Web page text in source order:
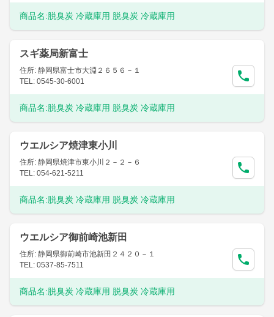
商品名:脱臭炭 冷蔵庫用 脱臭炭 冷蔵庫用
スギ薬局新富士
住所: 静岡県富士市大淵２６５６－１
TEL: 0545-30-6001
商品名:脱臭炭 冷蔵庫用 脱臭炭 冷蔵庫用
ウエルシア焼津東小川
住所: 静岡県焼津市東小川２－２－６
TEL: 054-621-5211
商品名:脱臭炭 冷蔵庫用 脱臭炭 冷蔵庫用
ウエルシア御前崎池新田
住所: 静岡県御前崎市池新田２４２０－１
TEL: 0537-85-7511
商品名:脱臭炭 冷蔵庫用 脱臭炭 冷蔵庫用